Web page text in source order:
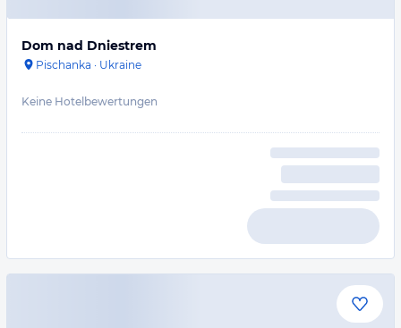
Dom nad Dniestrem
Pischanka · Ukraine
Keine Hotelbewertungen